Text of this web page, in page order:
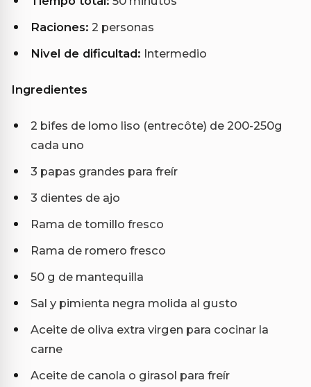
Raciones: 2 personas
Nivel de dificultad: Intermedio
Ingredientes
2 bifes de lomo liso (entrecôte) de 200-250g
cada uno
3 papas grandes para freír
3 dientes de ajo
Rama de tomillo fresco
Rama de romero fresco
50 g de mantequilla
Sal y pimienta negra molida al gusto
Aceite de oliva extra virgen para cocinar la
carne
Aceite de canola o girasol para freír